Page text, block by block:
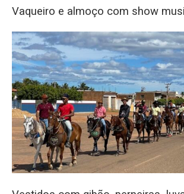
Vaqueiro e almoço com show